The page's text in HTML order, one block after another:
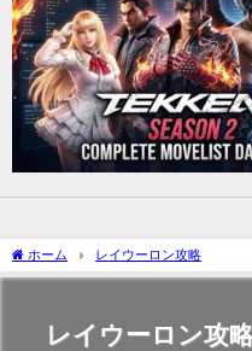
ホーム レイウーロン攻略
レイウーロン攻